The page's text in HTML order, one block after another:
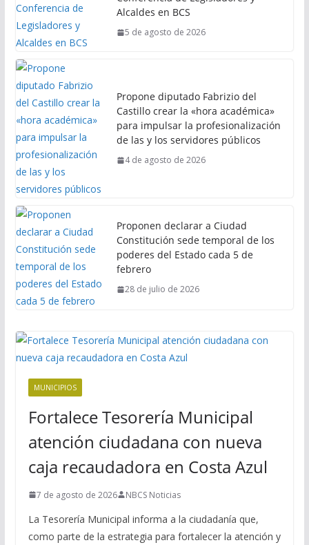
Alcaldes en BCS
5 de agosto de 2026
Propone diputado Fabrizio del
Castillo crear la «hora académica»
para impulsar la profesionalización
de las y los servidores públicos
4 de agosto de 2026
Proponen declarar a Ciudad
Constitución sede temporal de los
poderes del Estado cada 5 de
febrero
28 de julio de 2026
MUNICIPIOS
Fortalece Tesorería Municipal
atención ciudadana con nueva
caja recaudadora en Costa Azul
7 de agosto de 2026 NBCS Noticias
La Tesorería Municipal informa a la ciudadanía que,
como parte de la estrategia para fortalecer la atención y